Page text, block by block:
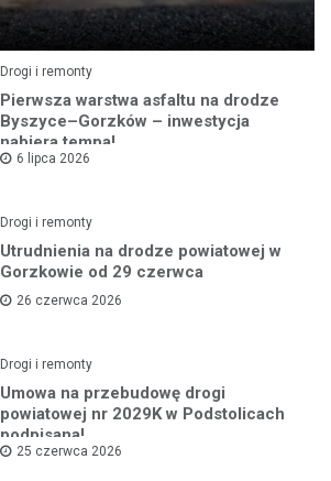
Drogi i remonty
Pierwsza warstwa asfaltu na drodze
Byszyce–Gorzków – inwestycja
nabiera tempa!
6 lipca 2026
Drogi i remonty
Utrudnienia na drodze powiatowej w
Gorzkowie od 29 czerwca
26 czerwca 2026
Drogi i remonty
Umowa na przebudowę drogi
powiatowej nr 2029K w Podstolicach
podpisana!
25 czerwca 2026